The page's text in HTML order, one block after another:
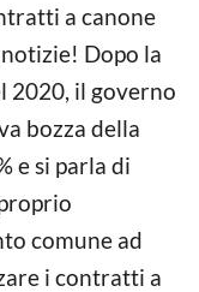
a canone
Dopo la
2020, il governo
bozza della
e si parla di
comune ad
i contratti a